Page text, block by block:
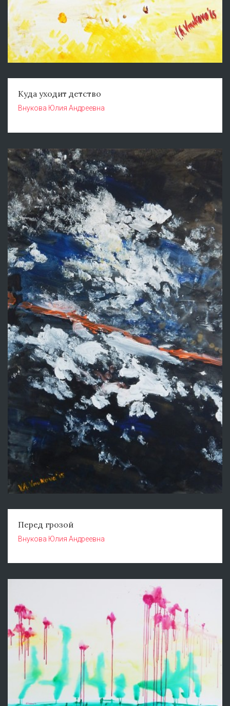
Куда уходит детство
Внукова Юлия Андреевна
Перед грозой
Внукова Юлия Андреевна